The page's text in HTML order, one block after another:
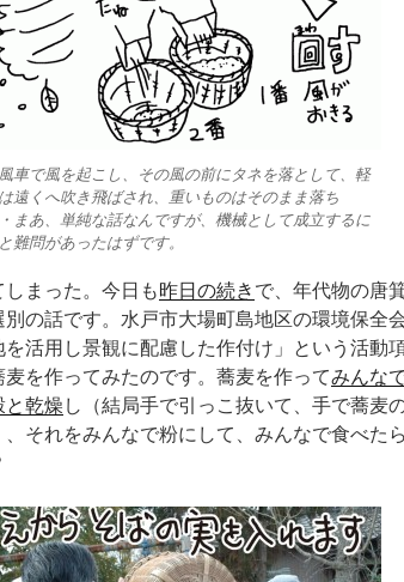
車で風を起こし、その風の前にタネを落として、軽
遠くへ吹き飛ばされ、重いものはそのまま落ち
まあ、単純な話なんですが、機械として成立するに
難問があったはずです。
まった。今日も昨日の続き で、年代物の唐
の話です。水戸市大場町島地区の環境保全
活用し景観に配慮した作付け」という活動
麦を作ってみたのです。蕎麦を作ってみんな
と乾燥 し（結局手で引っこ抜いて、手で蕎麦
、それをみんなで粉にして、みんなで食べた